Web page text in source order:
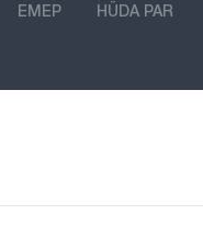
EMEP HÜDA PAR